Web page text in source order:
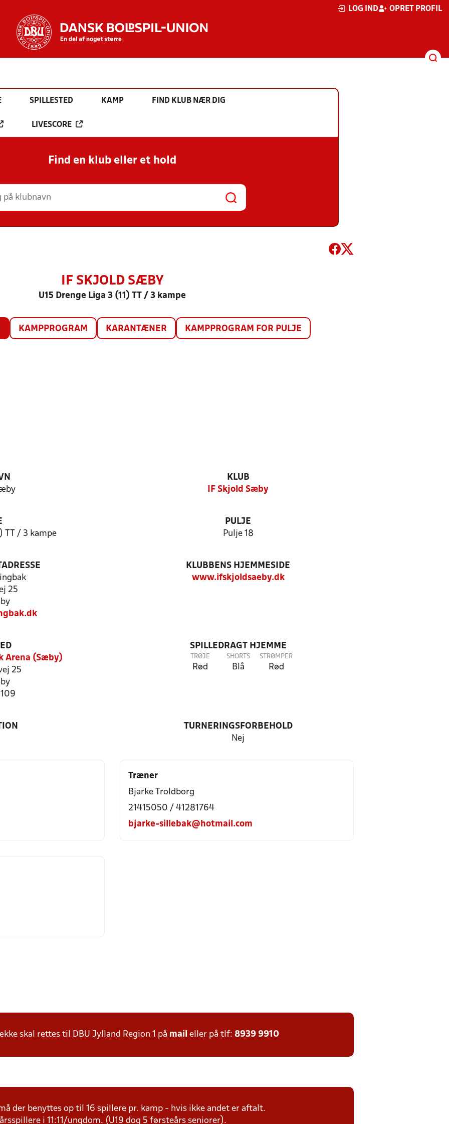
LOG IND OPRET PROFIL
SPILLESTED KAMP FIND KLUB NÆR DIG
LIVESCORE
Find en klub eller et hold
IF SKJOLD SÆBY
U15 Drenge Liga 3 (11) TT / 3 kampe
KAMPPROGRAM KARANTÆNER KAMPPROGRAM FOR PULJE
KLUB
IF Skjold Sæby
TT / 3 kampe
PULJE
Pulje 18
25
KLUBBENS HJEMMESIDE
www.ifskjoldsaeby.dk
Arena (Sæby)
25
SPILLEDRAGT HJEMME
TRØJE
Rød
SHORTS
Blå
STRØMPER
Rød
TURNERINGSFORBEHOLD
Nej
Træner
Bjarke Troldborg
21415050 / 41281764
bjarke-sillebak@hotmail.com
skal rettes til DBU Jylland Region 1 på mail eller på tlf: 8939 9910
der benyttes op til 16 spillere pr. kamp - hvis ikke andet er aftalt.
i 11:11/ungdom. (U19 dog 5 førsteårs seniorer).